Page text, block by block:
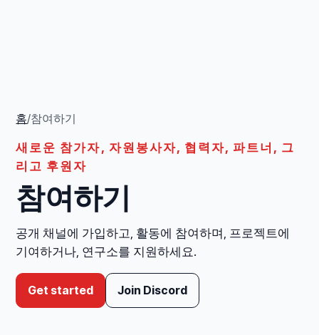
홈/참여하기
새로운 참가자, 자원봉사자, 협력자, 파트너, 그
리고 후원자
참여하기
공개 채널에 가입하고, 활동에 참여하며, 프로젝트에
기여하거나, 연구소를 지원하세요.
Get started Join Discord